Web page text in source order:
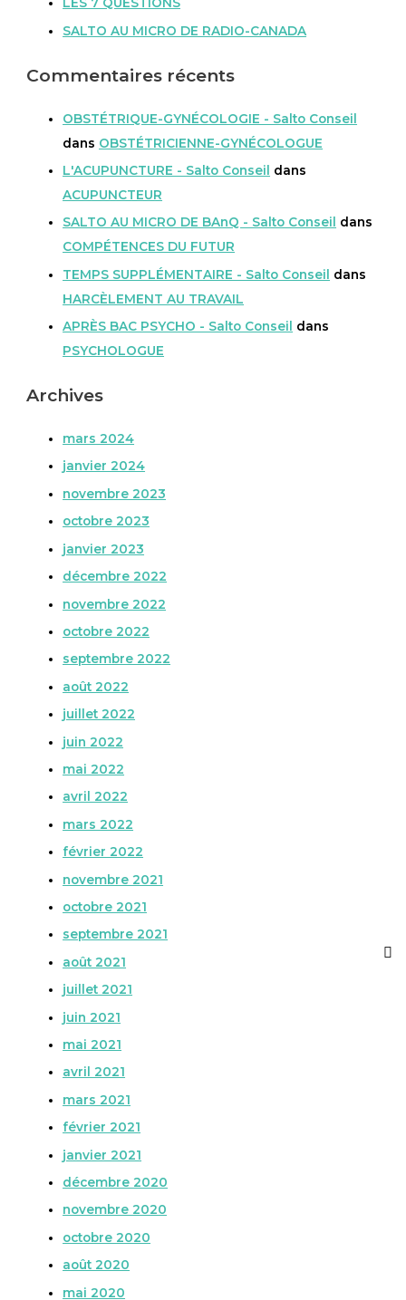
LES 7 QUESTIONS
SALTO AU MICRO DE RADIO-CANADA
Commentaires récents
OBSTÉTRIQUE-GYNÉCOLOGIE - Salto Conseil
dans OBSTÉTRICIENNE-GYNÉCOLOGUE
L'ACUPUNCTURE - Salto Conseil
dans
ACUPUNCTEUR
SALTO AU MICRO DE BAnQ - Salto Conseil
dans
COMPÉTENCES DU FUTUR
TEMPS SUPPLÉMENTAIRE - Salto Conseil
dans
HARCÈLEMENT AU TRAVAIL
APRÈS BAC PSYCHO - Salto Conseil
dans
PSYCHOLOGUE
Archives
mars 2024
janvier 2024
novembre 2023
octobre 2023
janvier 2023
décembre 2022
novembre 2022
octobre 2022
septembre 2022
août 2022
juillet 2022
juin 2022
mai 2022
avril 2022
mars 2022
février 2022
novembre 2021
octobre 2021
septembre 2021
août 2021
juillet 2021
juin 2021
mai 2021
avril 2021
mars 2021
février 2021
janvier 2021
décembre 2020
novembre 2020
octobre 2020
août 2020
mai 2020